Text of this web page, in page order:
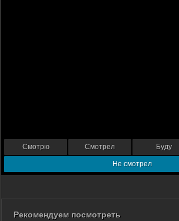
Смотрю Смотрел Буду
Не смотрел
Рекомендуем посмотреть